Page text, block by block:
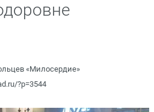
«Милосердие»
?p=3544